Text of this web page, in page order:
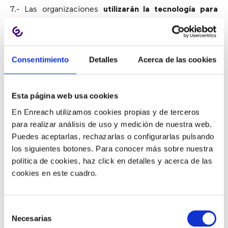
Consentimiento Detalles Acerca de las cookies
Esta página web usa cookies
En Enreach utilizamos cookies propias y de terceros
para realizar análisis de uso y medición de nuestra web.
Puedes aceptarlas, rechazarlas o configurarlas pulsando
los siguientes botones. Para conocer más sobre nuestra
política de cookies, haz click en detalles y acerca de las
cookies en este cuadro.
Necesarias
7.- Las organizaciones utilizarán la tecnología para
tecnología (como los sensores en tiempo real) también
proactiva el rendimiento de las personas y los equipos.
de colaboración para el trabajo
9.- Laautomatización, las máquinas inteligentes y la
inteligencia artificial reemplazarán a las personas en
aquellos trabajos más repetitivos.
10.- La edad de jubilación estándar dejará de existir; las
personas se jubilarán por elección.
empleadores comprendan cómo
las necesidades de los